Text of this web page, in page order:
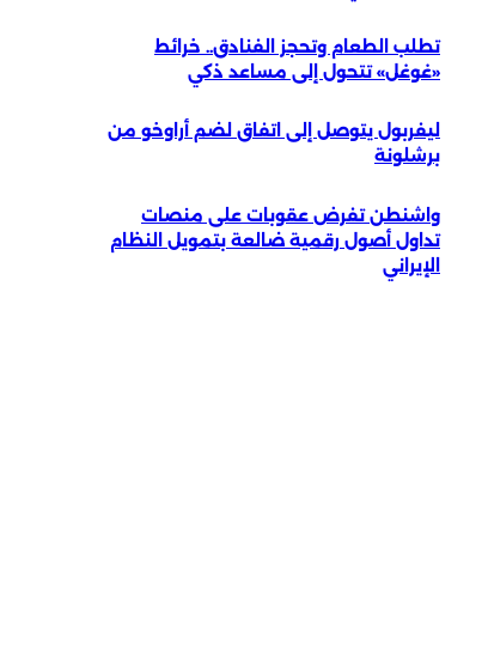
تطلب الطعام وتحجز الفنادق.. خرائط
«غوغل» تتحول إلى مساعد ذكي
ليفربول يتوصل إلى اتفاق لضم أراوخو من
برشلونة
واشنطن تفرض عقوبات على منصات
تداول أصول رقمية ضالعة بتمويل النظام
الإيراني